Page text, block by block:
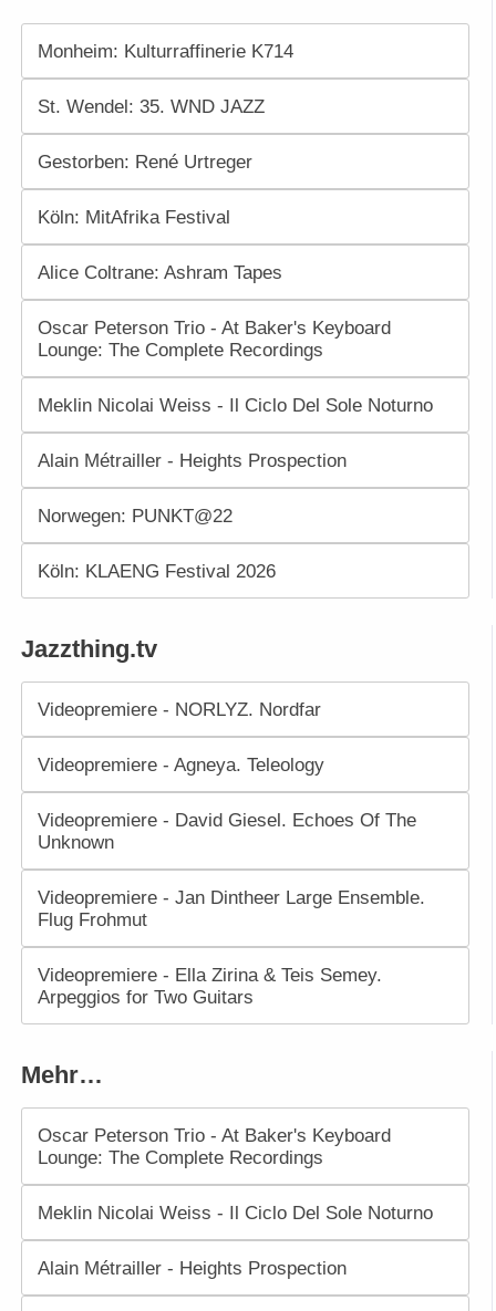
Monheim: Kulturraffinerie K714
St. Wendel: 35. WND JAZZ
Gestorben: René Urtreger
Köln: MitAfrika Festival
Alice Coltrane: Ashram Tapes
Oscar Peterson Trio - At Baker's Keyboard
Lounge: The Complete Recordings
Meklin Nicolai Weiss - Il Ciclo Del Sole Noturno
Alain Métrailler - Heights Prospection
Norwegen: PUNKT@22
Köln: KLAENG Festival 2026
Jazzthing.tv
Videopremiere - NORLYZ. Nordfar
Videopremiere - Agneya. Teleology
Videopremiere - David Giesel. Echoes Of The
Unknown
Videopremiere - Jan Dintheer Large Ensemble.
Flug Frohmut
Videopremiere - Ella Zirina & Teis Semey.
Arpeggios for Two Guitars
Mehr…
Oscar Peterson Trio - At Baker's Keyboard
Lounge: The Complete Recordings
Meklin Nicolai Weiss - Il Ciclo Del Sole Noturno
Alain Métrailler - Heights Prospection